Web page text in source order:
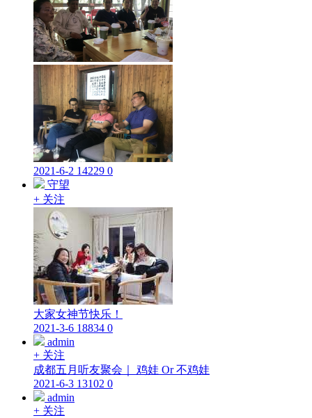
2021-6-2 14229 0
守望
+ 关注
大家女神节快乐！
2021-3-6 18834 0
admin
+ 关注
成都五月听友聚会｜ 鸡娃 Or 不鸡娃
2021-6-3 13102 0
admin
+ 关注